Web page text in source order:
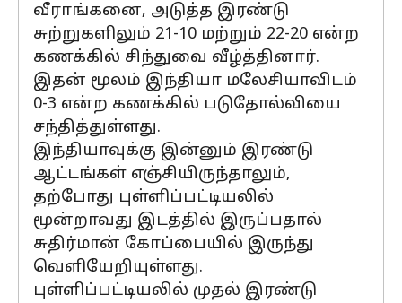
வீராங்கனை, அடுத்த இரண்டு
சுற்றுகளிலும் 21-10 மற்றும் 22-20 என்ற
கணக்கில் சிந்துவை வீழ்த்தினார்.
இதன் மூலம் இந்தியா மலேசியாவிடம்
0-3 என்ற கணக்கில் படுதோல்வியை
சந்தித்துள்ளது.
இந்தியாவுக்கு இன்னும் இரண்டு
ஆட்டங்கள் எஞ்சியிருந்தாலும்,
தற்போது புள்ளிப்பட்டியலில்
மூன்றாவது இடத்தில் இருப்பதால்
சுதிர்மான் கோப்பையில் இருந்து
வெளியேறியுள்ளது.
புள்ளிப்பட்டியலில் முதல் இரண்டு